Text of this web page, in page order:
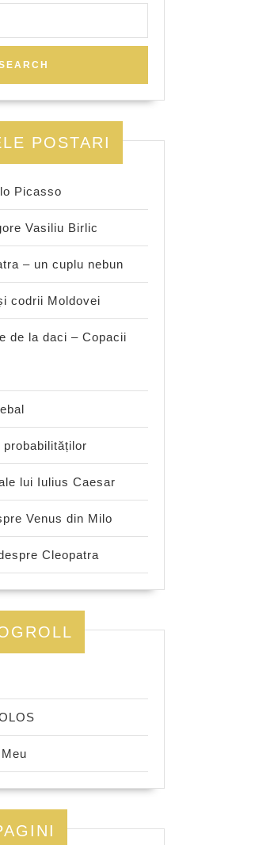
POSTARI
Picasso
Vasiliu Birlic
– un cuplu nebun
codrii Moldovei
de la daci – Copacii
lui Iulius Caesar
Venus din Milo
Cleopatra